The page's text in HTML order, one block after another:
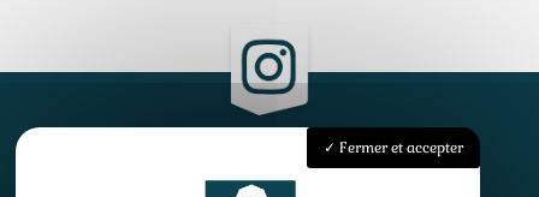
Accueil
Fermer et accepter